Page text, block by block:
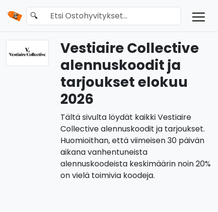
🔍
Vestiaire Collective
alennuskoodit ja
tarjoukset elokuu
2026
Tältä sivulta löydät kaikki Vestiaire
Collective alennuskoodit ja tarjoukset.
Huomioithan, että viimeisen 30 päivän
aikana vanhentuneista
alennuskoodeista keskimäärin noin 20%
on vielä toimivia koodeja.